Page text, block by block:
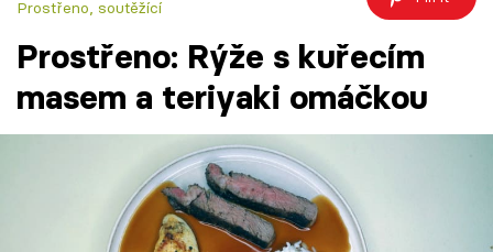
Česká kuchyně
Prostřeno, soutěžící
Prostřeno: Rýže s kuřecím
masem a teriyaki omáčkou